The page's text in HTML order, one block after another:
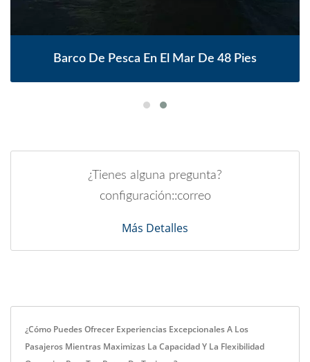
Barco De Pesca En El Mar De 48 Pies
¿Tienes alguna pregunta?
configuración::correo
Más Detalles
¿Cómo Puedes Ofrecer Experiencias Excepcionales A Los
Pasajeros Mientras Maximizas La Capacidad Y La Flexibilidad